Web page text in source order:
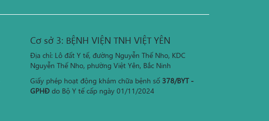
Cơ sở 3: BỆNH VIỆN TNH VIỆT YÊN
Địa chỉ: Lô đất Y tế, đường Nguyễn Thế Nho, KDC
Nguyễn Thế Nho, phường Việt Yên, Bắc Ninh
Giấy phép hoạt động khám chữa bệnh số 378/BYT -
GPHĐ do Bộ Y tế cấp ngày 01/11/2024